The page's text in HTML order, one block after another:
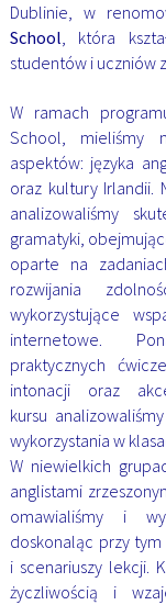
Dublinie, w
School, która
studentów i uczniów
W ramach
School, mieliśmy
aspektów: języka
oraz kultury Irlandii.
analizowaliśmy
gramatyki,
oparte na
rozwijania
wykorzystujące
internetowe.
praktycznych
intonacji oraz
kursu
wykorzystania w
W niewielkich
anglistami
omawialiśmy i
doskonaląc przy
i scenariuszy lekcji.
życzliwością i